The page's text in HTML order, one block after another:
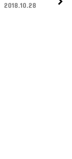
2018.10.28